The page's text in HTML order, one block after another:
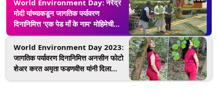
World Environment Day: नरेंद्र
मोदी यांच्याकडून जागतिक पर्यावरण
दिनानिमित्त 'एक पेड माँ के नाम' मोहिमेची
सुरुवात
World Environment Day 2023:
जागतिक पर्यावरण दिनानिमित्त अनसीन फोटो
शेअर करत अमृता फडणवीस यांनी दिला